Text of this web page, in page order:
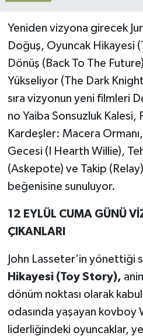
Yeniden vizyona girecek
Doğuş, Oyuncak Hikayesi
Dönüş (Back To The
Yükseliyor (The Dark
sıra vizyonun yeni filmleri
no Yaiba Sonsuzluk Kalesi,
Kardeşler: Macera Ormanı,
Gecesi (I Hearth Willie),
(Askepote) ve Takip
beğenisine sunuluyor.
12 EYLÜL CUMA GÜNÜ
ÇIKANLARI
John Lasseter’in yönettiği
Hikayesi (Toy Story),
dönüm noktası olarak
odasında yaşayan kovboy
liderliğindeki oyuncaklar,
Sağlık
Siyaset
Spor
Yerel